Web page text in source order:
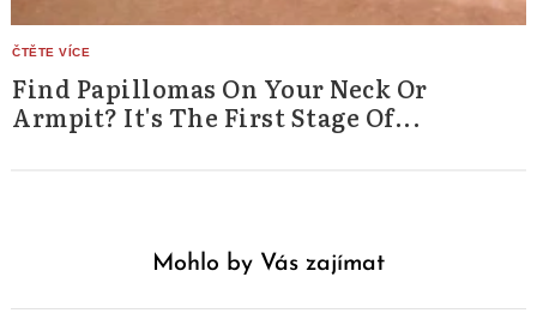
Find Papillomas On Your Neck Or
Armpit? It's The First Stage Of...
Mohlo by Vás zajímat